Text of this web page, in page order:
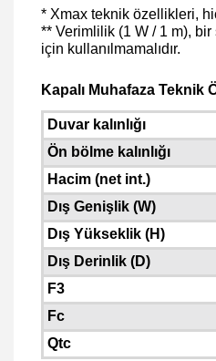
* Xmax teknik özellikleri,
** Verimlilik (1 W / 1 m),
için kullanılmamalıdır.
Kapalı Muhafaza Teknik
Duvar kalınlığı
Ön bölme kalınlığı
Hacim (net int.)
Dış Genişlik (W)
Dış Yükseklik (H)
Dış Derinlik (D)
F3
Fc
Qtc